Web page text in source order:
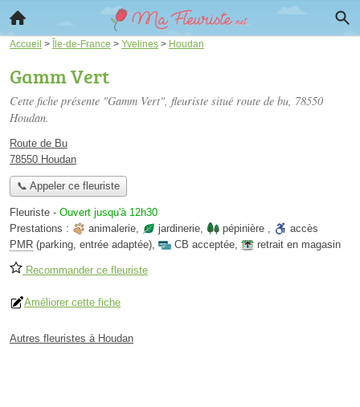
Accueil > Île-de-France > Yvelines > Houdan
Gamm Vert
Cette fiche présente "Gamm Vert", fleuriste situé route de bu, 78550
Houdan.
Route de Bu
78550 Houdan
📞 Appeler ce fleuriste
Fleuriste - Ouvert jusqu'à 12h30
Prestations :
animalerie, jardinerie, pépinière ,
accès
PMR (parking, entrée adaptée), CB acceptée, retrait en magasin
Recommander ce fleuriste
Améliorer cette fiche
Autres fleuristes à Houdan